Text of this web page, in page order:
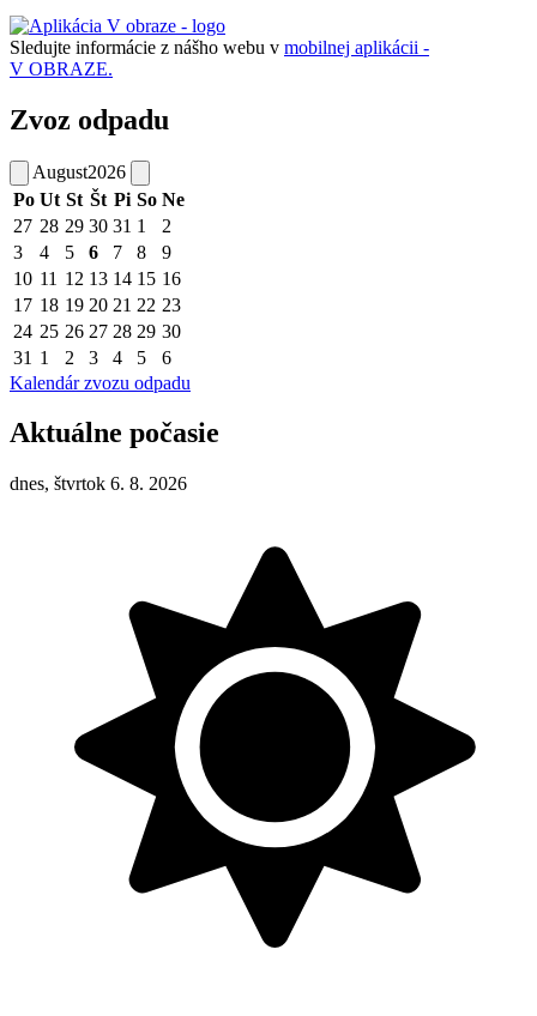
Sledujte informácie z nášho webu v mobilnej aplikácii -
V OBRAZE.
Zvoz odpadu
August2026
Po Ut St Št Pi So Ne
27 28 29 30 31 1
2
3
4 5 6 7 8
9
10 11 12 13 14 15 16
17 18 19 20 21 22 23
24 25 26 27 28 29 30
31 1 2 3 4 5
6
Kalendár zvozu odpadu
Aktuálne počasie
dnes, štvrtok 6. 8. 2026